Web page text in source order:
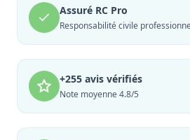
Assuré RC Pro
Responsabilité civile
+255 avis vérifiés
Note moyenne 4.8/5